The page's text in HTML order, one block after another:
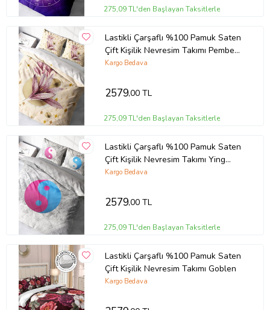
275,09 TL'den Başlayan Taksitlerle
Lastikli Çarşaflı %100 Pamuk Saten
Çift Kişilik Nevresim Takımı Pembe
Zambak
Kargo Bedava
2579,00 TL
275,09 TL'den Başlayan Taksitlerle
Lastikli Çarşaflı %100 Pamuk Saten
Çift Kişilik Nevresim Takımı Ying
Yang
Kargo Bedava
2579,00 TL
275,09 TL'den Başlayan Taksitlerle
Lastikli Çarşaflı %100 Pamuk Saten
Çift Kişilik Nevresim Takımı Goblen
Kargo Bedava